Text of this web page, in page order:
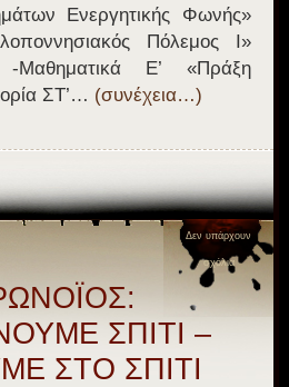
Ενεργητικής Φωνής»
Πόλεμος Ι»
-Μαθηματικά Ε’ «Πράξη
ΣΤ’… (συνέχεια…)
Δεν υπάρχουν
σχόλια
ΣΠΙΤΙ –
ΣΤΟ ΣΠΙΤΙ